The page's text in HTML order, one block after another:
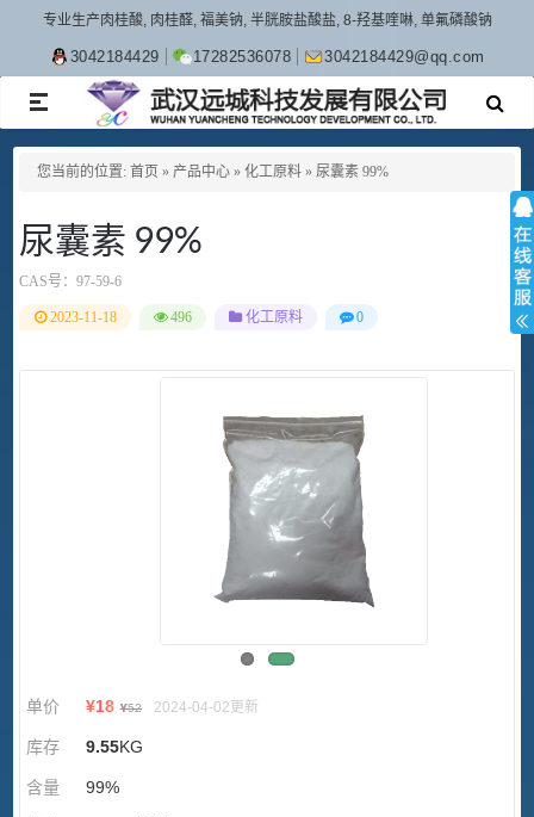
专业生产肉桂酸, 肉桂醛, 福美钠, 半胱胺盐酸盐, 8-羟基喹啉, 单氟磷酸钠
3042184429 17282536078 3042184429@qq.com
TOGGLE
NAVIGATION
您当前的位置: 首页 » 产品中心 » 化工原料 » 尿囊素 99%
尿囊素 99%
CAS号： 97-59-6
2023-11-18 496 化工原料 0
单价 ¥18 ¥52 2024-04-02更新
库存 9.55KG
含量 99%